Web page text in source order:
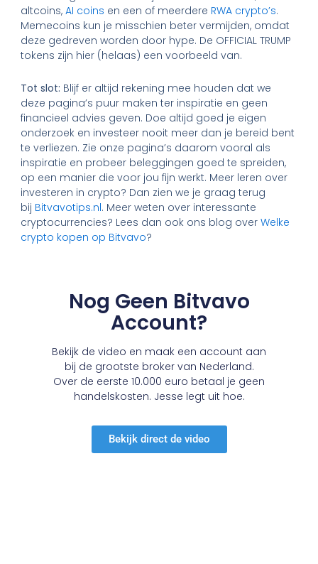
altcoins,AI coins en een of meerdere RWA crypto’s.
Memecoins kun je misschien beter vermijden, omdat
deze gedreven worden door hype. De OFFICIAL TRUMP
tokens zijn hier (helaas) een voorbeeld van.
Tot slot: Blijf er altijd rekening mee houden dat we
deze pagina’s puur maken ter inspiratie en geen
financieel advies geven. Doe altijd goed je eigen
onderzoek en investeer nooit meer dan je bereid bent
te verliezen. Zie onze pagina’s daarom vooral als
inspiratie en probeer beleggingen goed te spreiden,
op een manier die voor jou fijn werkt. Meer leren over
investeren in crypto? Dan zien we je graag terug
bij Bitvavotips.nl. Meer weten over interessante
cryptocurrencies? Lees dan ook ons blog overWelke
crypto kopen op Bitvavo?
Nog Geen Bitvavo
Account?
Bekijk de video en maak een account aan
bij de grootste broker van Nederland.
Over de eerste 10.000 euro betaal je geen
handelskosten. Jesse legt uit hoe.
Bekijk direct de video